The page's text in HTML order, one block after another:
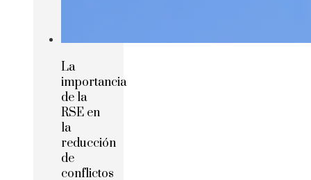
La
importancia
de la
RSE en
la
reducción
de
conflictos